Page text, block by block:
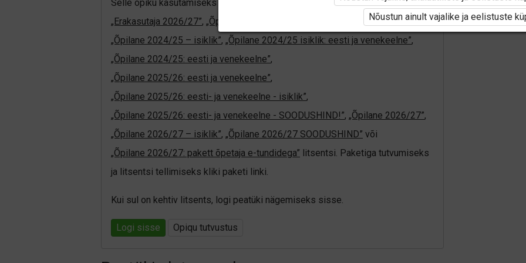
Selle õpiku kasutamiseks on vaja kehtivat paketi „Erakasutaja 2024/25”,
„Erakasutaja 2026/27”, „Õpilane 2024/25” „Õpilane 2024/25 - SOODUSHIND!”,
„Õpilane 2024/25 – isiklik”, „Õpilane 2024/25 isiklik: eesti ja venekeelne”,
„Õpilane 2024/25: eesti ja venekeelne”,
„Õpilane 2025/26: eesti ja venekeelne”,
„Õpilane 2025/26: eesti- ja venekeelne - isiklik”,
„Õpilane 2025/26: eesti- ja venekeelne - SOODUSHIND!”, „Õpilane 2026/27”,
„Õpilane 2026/27 – isiklik”, „Õpilane 2026/27 SOODUSHIND” või
„Õpilane 2026/27: pakett õpetaja e-tundidega” litsentsi. Paketiga tutvumiseks
ja litsentsi tellimiseks kliki paketi linki.
Kui sul on kehtiv litsents, logi peatüki nägemiseks sisse.
Logi sisse Opiqu tutvustus
Nõustun ainult vajalike ja eelistuste